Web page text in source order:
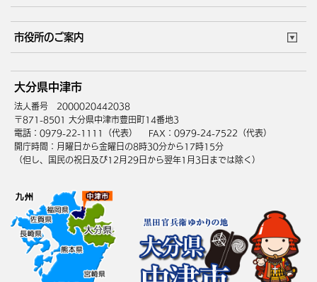
住まい・引越 ごみ・環境
健康・医療 障がい・福祉
高齢・介護
サイトマップ
市役所のご案内
庁舎地図 組織案内
中津市へのアクセス
大分県中津市
法人番号 2000020442038
〒871-8501 大分県中津市豊田町14番地3
電話：0979-22-1111（代表）
FAX：0979-24-7522（代表）
開庁時間：月曜日から金曜日の8時30分から17時15分
（但し、国民の祝日及び12月29日から翌年1月3日までは除く）